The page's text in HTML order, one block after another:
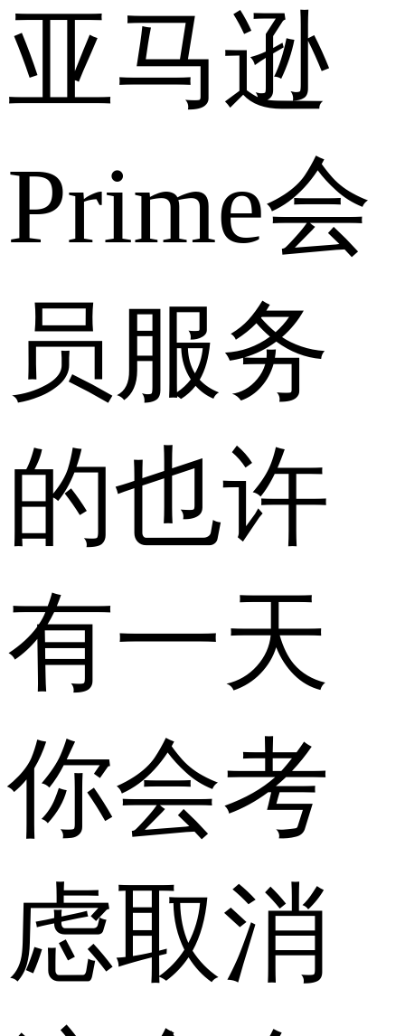
亚马逊
Prime会
员服务
的也许
有一天
你会考
虑取消